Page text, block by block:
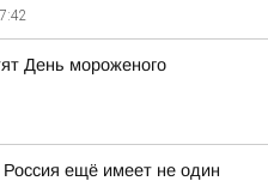
День мороженого
ещё имеет не один